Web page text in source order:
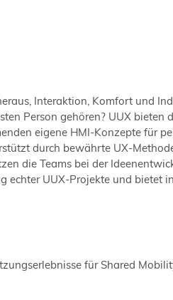
Interaktion, Komfort und
Person gehören? UUX
eigene HMI-Konzepte für
durch bewährte UX-
die Teams bei der
UUX-Projekte und bietet
für Shared